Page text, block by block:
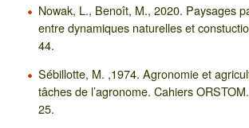
Nowak, L., Benoît, M., 2020. Paysages
entre dynamiques naturelles et
44.
Sébillotte, M. ,1974. Agronomie et
tâches de l’agronome. Cahiers
25.